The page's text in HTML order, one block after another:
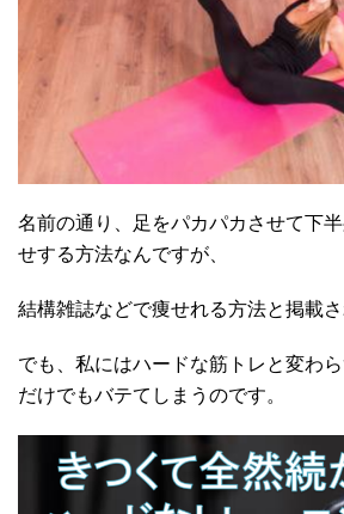
名前の通り、足をパカパカさせて下
せする方法なんですが、
結構雑誌などで痩せれる方法と掲載さ
でも、私にはハードな筋トレと変わ
だけでもバテてしまうのです。